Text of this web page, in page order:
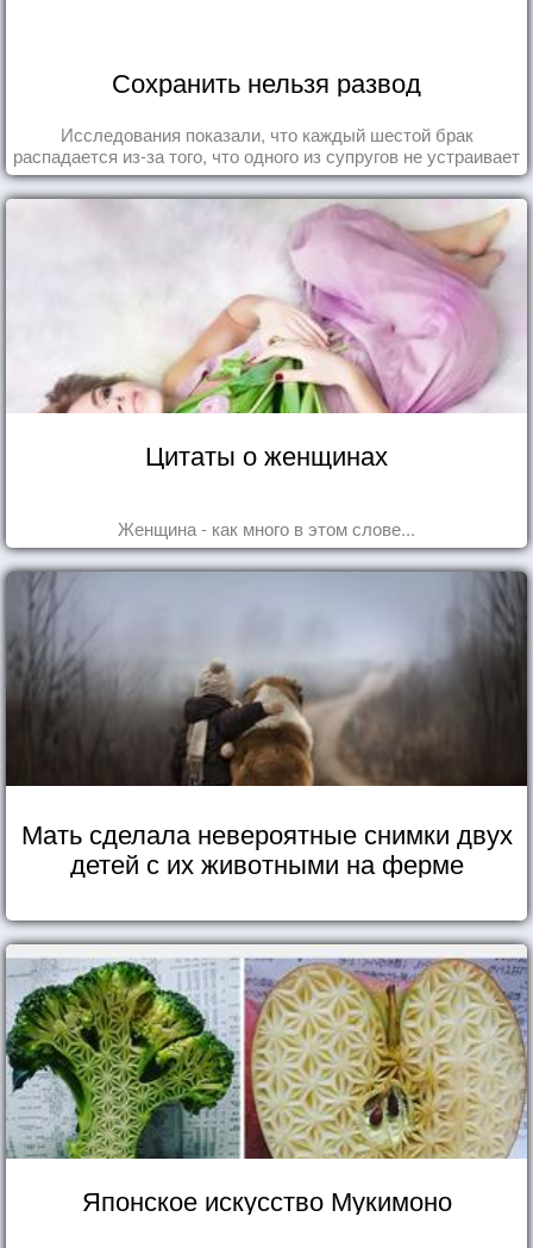
Сохранить нельзя развод
Исследования показали, что каждый шестой брак
распадается из-за того, что одного из супругов не устраивает
та роль, которая выпала ему в семье.
Цитаты о женщинах
Женщина - как много в этом слове...
Мать сделала невероятные снимки двух
детей с их животными на ферме
Японское искусство Мукимоно